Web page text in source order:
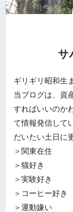
サ
ギリギリ昭和生
当ブログは、資
すればいいのか
て情報発信して
だいたい土日に
＞関東在住
＞猫好き
＞実験好き
＞コーヒー好き
＞運動嫌い